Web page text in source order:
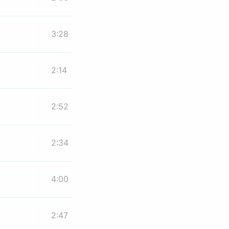
3:28
2:14
2:52
2:34
4:00
2:47